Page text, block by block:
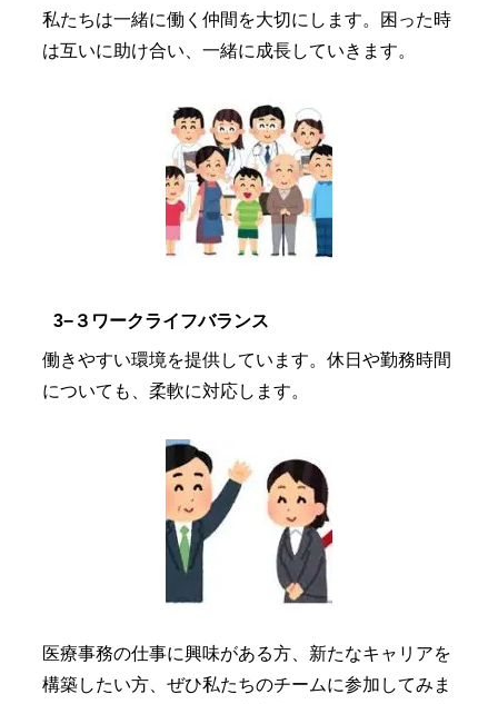
私たちは一緒に働く仲間を大切にします。困った時
は互いに助け合い、一緒に成長していきます。
3−３ワークライフバランス
働きやすい環境を提供しています。休日や勤務時間
についても、柔軟に対応します。
医療事務の仕事に興味がある方、新たなキャリアを
構築したい方、ぜひ私たちのチームに参加してみま